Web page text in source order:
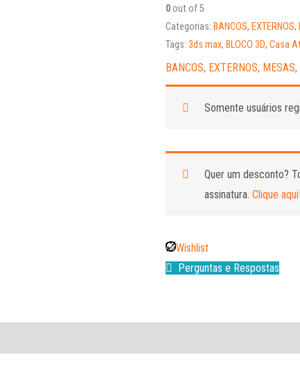
0out of 5
Categorias: BANCOS, EXTERNOS,
Tags: 3ds max, BLOCO 3D, Casa
BANCOS, EXTERNOS, MESAS,
Somente usuários
Quer um desconto?
assinatura. Clique
Wishlist
Perguntas e Respostas